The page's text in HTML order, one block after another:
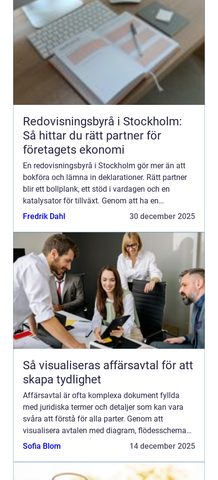
Redovisningsbyrå i Stockholm:
Så hittar du rätt partner för
företagets ekonomi
En redovisningsbyrå i Stockholm gör mer än att
bokföra och lämna in deklarationer. Rätt partner
blir ett bollplank, ett stöd i vardagen och en
katalysator för tillväxt. Genom att ha en
kompetent byrå...
Fredrik Dahl 30 december 2025
Så visualiseras affärsavtal för att
skapa tydlighet
Affärsavtal är ofta komplexa dokument fyllda
med juridiska termer och detaljer som kan vara
svåra att förstå för alla parter. Genom att
visualisera avtalen med diagram, flödesscheman,
tidslinjer eller interaktiva ...
Sofia Blom 14 december 2025